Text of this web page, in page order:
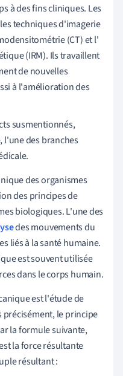
à des fins cliniques. Les
techniques d'imagerie
(CT) et l'
(IRM). Ils travaillent
de nouvelles
à l'amélioration des
susmentionnés,
l'une des branches
des organismes
des principes de
biologiques. L'une des
des mouvements du
liés à la santé humaine.
est souvent utilisée
dans le corps humain.
est l'étude de
le principe
la formule suivante,
la force résultante
résultant :